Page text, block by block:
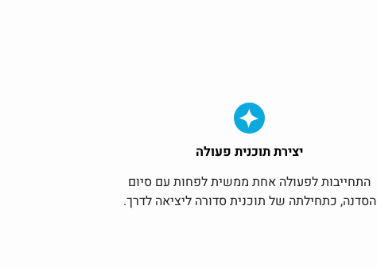
יצירת תוכנית פעולה
התחייבות לפעולה אחת ממשית לפחות עם סיום
הסדנה, כתחילתה של תוכנית סדורה ליציאה לדרך.